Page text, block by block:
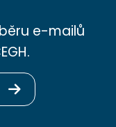
e-mailů